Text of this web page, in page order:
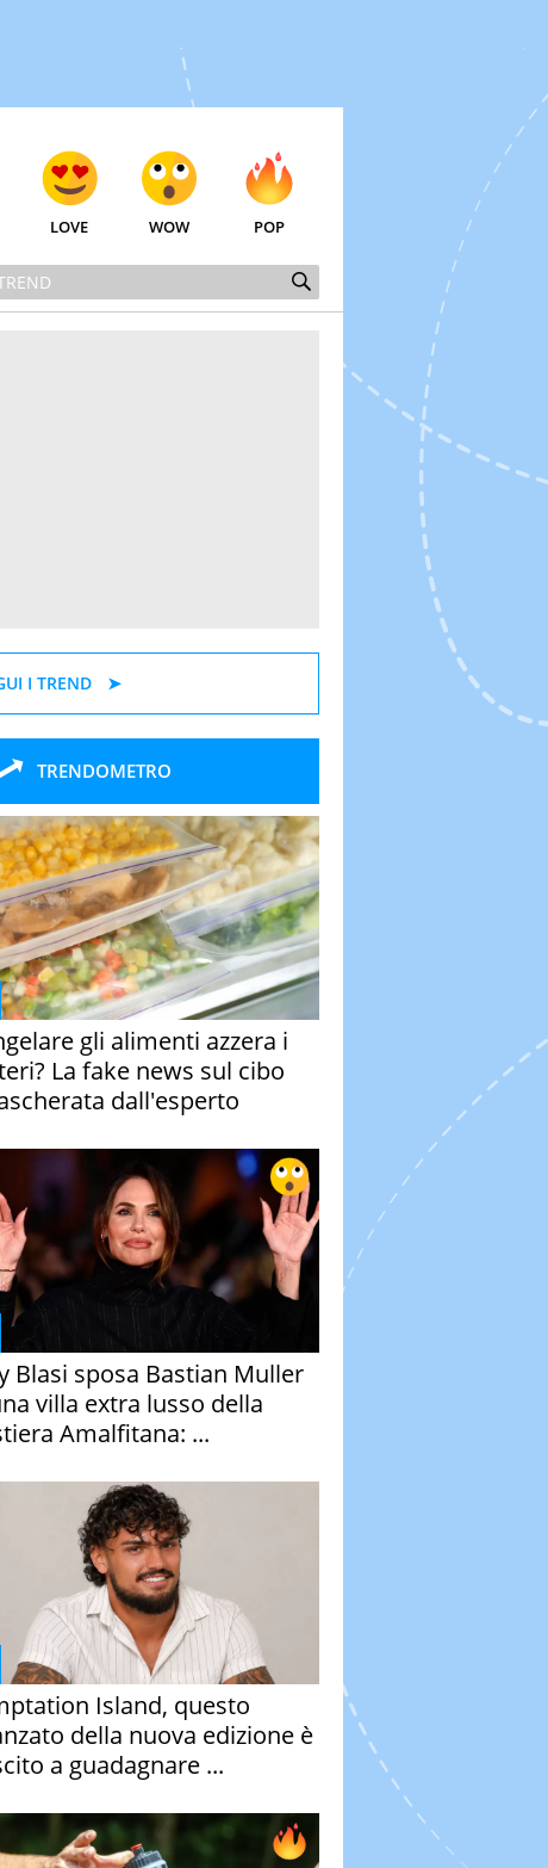
LOVE WOW POP
I TREND
TRENDOMETRO
gli alimenti azzera i
La fake news sul cibo
dall'esperto
Blasi sposa Bastian Muller
villa extra lusso della
Amalfitana: ...
Island, questo
della nuova edizione è
a guadagnare ...